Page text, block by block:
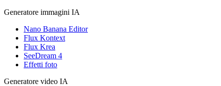
Generatore immagini IA
Nano Banana Editor
Flux Kontext
Flux Krea
SeeDream 4
Effetti foto
Generatore video IA